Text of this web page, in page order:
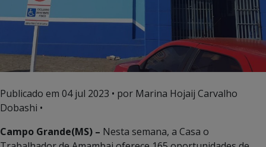
Publicado em 04 jul 2023 • por Marina Hojaij Carvalho
Dobashi •
Campo Grande(MS) – Nesta semana, a Casa o